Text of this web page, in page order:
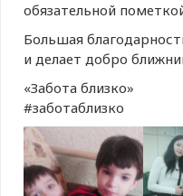
обязательной
Большая
и делает добро
«Забота близко»
#заботаблизко